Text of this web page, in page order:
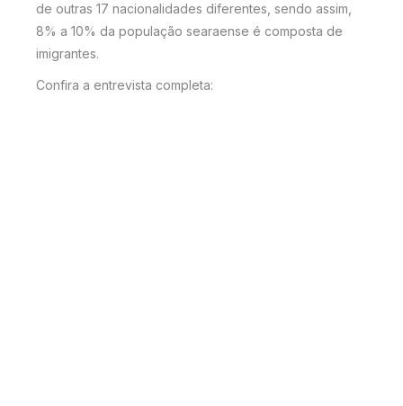
de outras 17 nacionalidades diferentes, sendo assim,
8% a 10% da população searaense é composta de
imigrantes.
Confira a entrevista completa: